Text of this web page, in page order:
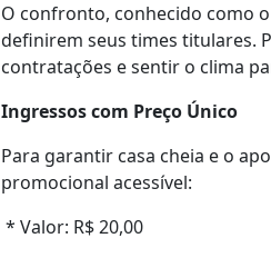
O confronto, conhecido como
definirem seus times titulares.
contratações e sentir o clima
Ingressos com Preço Único
Para garantir casa cheia e o
promocional acessível:
* Valor: R$ 20,00